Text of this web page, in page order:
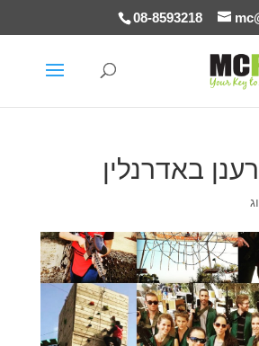
08-8593218
באדרנלין